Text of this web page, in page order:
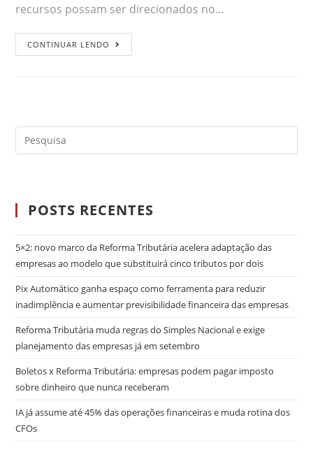
recursos possam ser direcionados no…
CONTINUAR LENDO
POSTS RECENTES
5×2: novo marco da Reforma Tributária acelera adaptação das
empresas ao modelo que substituirá cinco tributos por dois
Pix Automático ganha espaço como ferramenta para reduzir
inadimplência e aumentar previsibilidade financeira das empresas
Reforma Tributária muda regras do Simples Nacional e exige
planejamento das empresas já em setembro
Boletos x Reforma Tributária: empresas podem pagar imposto
sobre dinheiro que nunca receberam
IA já assume até 45% das operações financeiras e muda rotina dos
CFOs